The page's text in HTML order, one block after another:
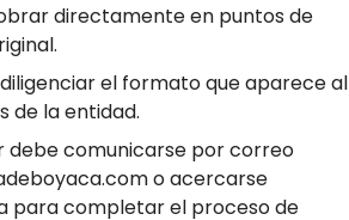
directamente en puntos de
el formato que aparece al
de la entidad.
debe comunicarse por correo
o acercarse
para completar el proceso de